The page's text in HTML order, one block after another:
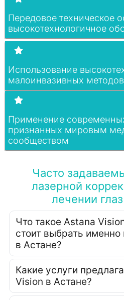
Передовое техническое
высокотехнологичное
Использование
малоинвазивных методов
Применение
признанных мировым
сообществом
Часто
лазерной
лечении
Что такое Astana
стоит выбрать
в Астане?
Какие услуги
Vision в Астане?